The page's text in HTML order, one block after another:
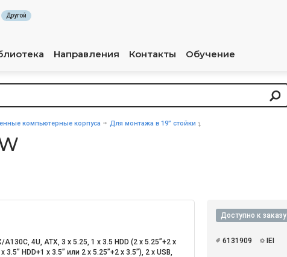
Другой
Направления Контакты Обучение
компьютерные корпуса Для монтажа в 19” стойки
Доступно к заказу
6131909 IEI
A130С, 4U, ATX, 3 x 5.25, 1 х 3.5 HDD (2 x 5.25”+2 x
3.5” HDD+1 x 3.5” или 2 x 5.25”+2 x 3.5”), 2 x USB,